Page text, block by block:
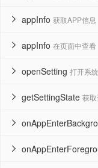
appInfo 获取APP信息

appInfo 在页面中查看

openSetting 打开系

getSettingState 获


